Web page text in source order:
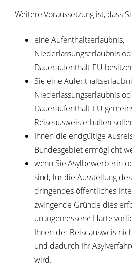
Weitere Voraussetzung ist, dass
eine Aufenthaltserlaubnis,
Niederlassungserlaubnis
Daueraufenthalt-EU
Sie eine
Niederlassungserlaubnis
Daueraufenthalt-EU
Reiseausweis erhalten
Ihnen die endgültige
Bundesgebiet ermöglicht
wenn Sie Asylbewerberin
sind, für die Ausstellung
dringendes öffentliches
zwingende Gründe dies
unangemessene Härte
Ihnen der Reiseausweis
und dadurch Ihr
wird.